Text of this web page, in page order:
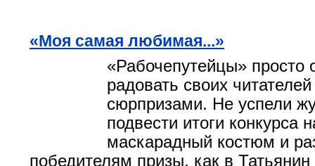
«Моя самая любимая...»
«Рабочепутейцы» просто
радовать своих
сюрпризами. Не успели
подвести итоги конкурса
маскарадный костюм и
победителям призы, как в Татьянин